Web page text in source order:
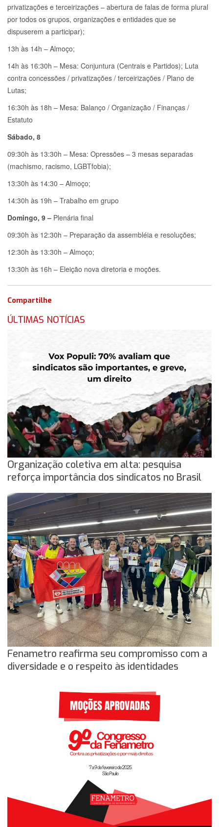
privatizações e terceirizações – abertura de falas de forma plural
por todos os grupos, organizações e entidades que se
dispuserem a participar);
13h às 14h – Almoço;
14h às 16:30h – Mesa: Conjuntura (Centrais e Partidos); Luta
contra concessões / privatizações / terceirizações / Plano de
Lutas;
16:30h às 18h – Mesa: Balanço / Organização / Finanças /
Estatuto
Sábado, 8
09:30h às 13:30h – Mesa: Opressões – 3 mesas separadas
(machismo, racismo, LGBTfobia);
13:30h às 14:30 – Almoço;
14:30h às 19h – Trabalho em grupo
Domingo, 9 – Plenária final
09:30h às 12:30h – Preparação da assembléia e resoluções;
12:30h às 13:30h – Almoço;
13:30h às 16h – Eleição nova diretoria e moções.
Compartilhe
ÚLTIMAS NOTÍCIAS
Organização coletiva em alta: pesquisa
reforça importância dos sindicatos no Brasil
Fenametro reafirma seu compromisso com a
diversidade e o respeito às identidades